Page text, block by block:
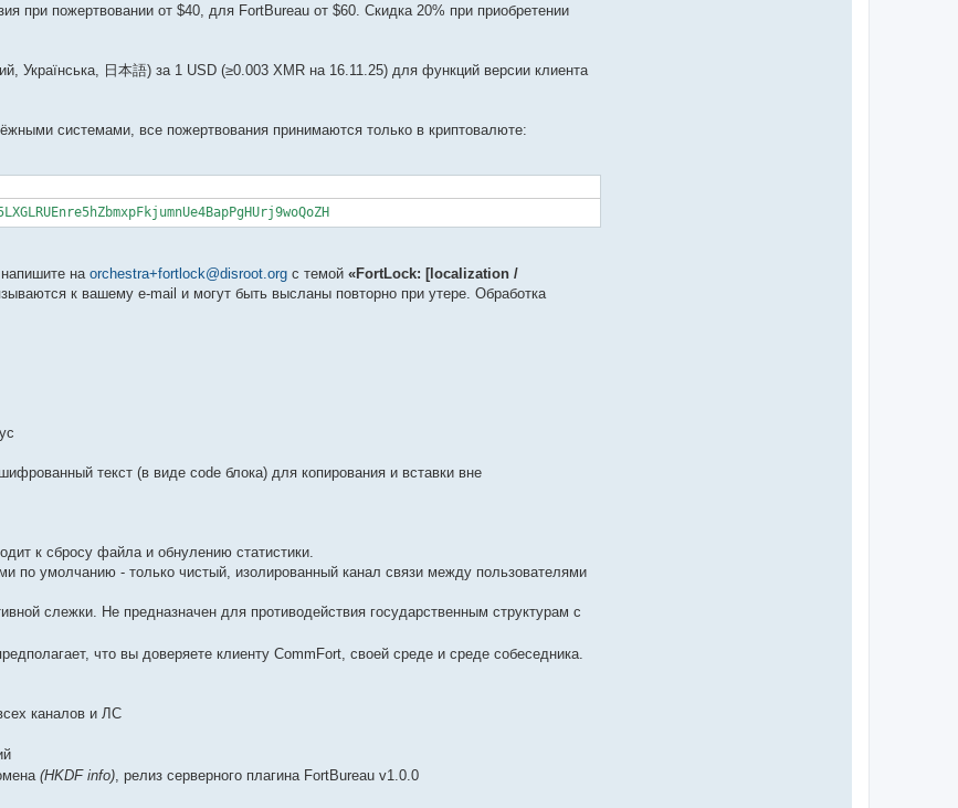
при пожертвовании от $40, для FortBureau от $60. Скидка 20% при приобретении
Українська, 日本語) за 1 USD (≥0.003 XMR на 16.11.25) для функций версии клиента
системами, все пожертвования принимаются только в криптовалюте:
наorchestra+fortlock@disroot.org с темой «FortLock: [localization /
к вашему e-mail и могут быть высланы повторно при утере. Обработка
текст (в виде code блока) для копирования и вставки вне
к сбросу файла и обнулению статистики.
по умолчанию - только чистый, изолированный канал связи между пользователями
слежки. Не предназначен для противодействия государственным структурам с
что вы доверяете клиенту CommFort, своей среде и среде собеседника.
каналов и ЛС
(HKDF info), релиз серверного плагина FortBureau v1.0.0